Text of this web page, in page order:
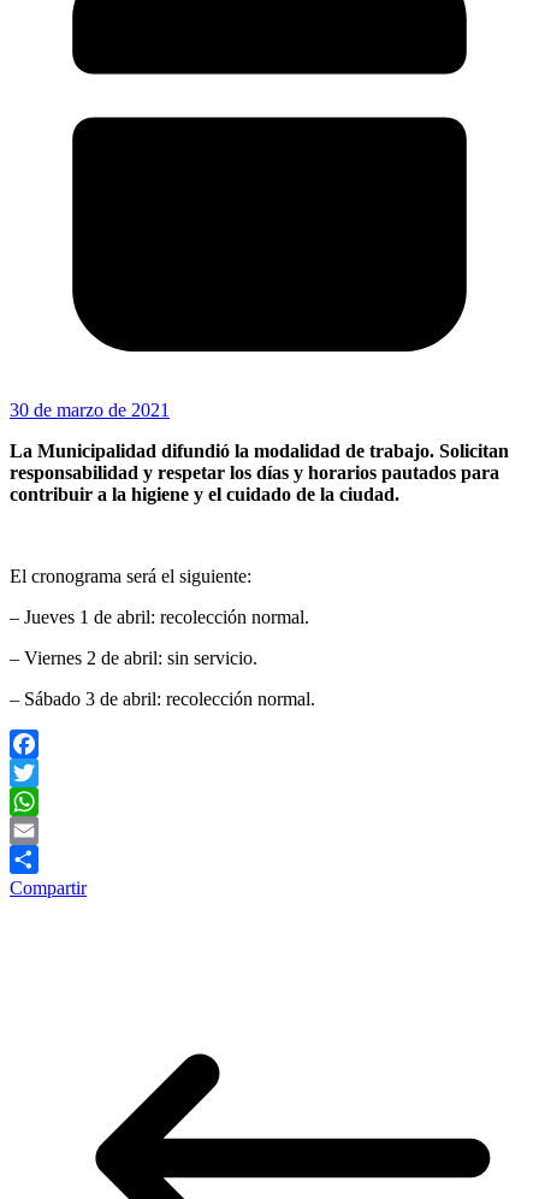
30 de marzo de 2021
La Municipalidad difundió la modalidad de trabajo. Solicitan
responsabilidad y respetar los días y horarios pautados para
contribuir a la higiene y el cuidado de la ciudad.
El cronograma será el siguiente:
– Jueves 1 de abril: recolección normal.
– Viernes 2 de abril: sin servicio.
– Sábado 3 de abril: recolección normal.
Facebook
Twitter
WhatsApp
Email
Compartir